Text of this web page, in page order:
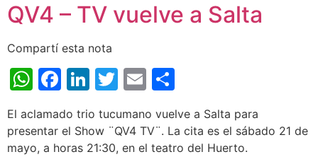
QV4 – TV vuelve a Salta
Compartí esta nota
WhatsApp
Facebook
LinkedIn
Twitter
Email
El aclamado trio tucumano vuelve a Salta para
presentar el Show ¨QV4 TV¨. La cita es el sábado 21 de
mayo, a horas 21:30, en el teatro del Huerto.